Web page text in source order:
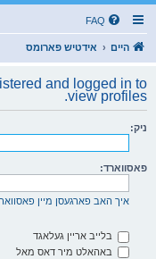
FAQ
היים אידטיש פארומס
and logged in to
view profiles.
ניק:
פאסווארד:
איך האב פארגעסן מיין
בלייב אריין געלאגד
באהאלט מיר דאס מאל